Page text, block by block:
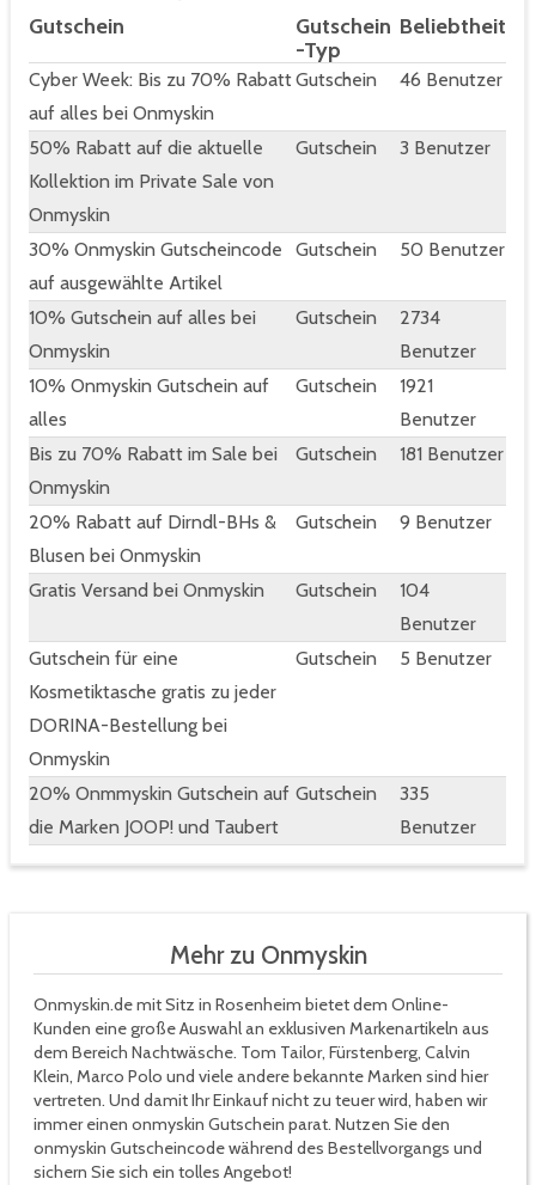
Gutschein
Gutschein
-Typ
Beliebtheit
Cyber Week: Bis zu 70% Rabatt
auf alles bei Onmyskin
Gutschein 46 Benutzer
50% Rabatt auf die aktuelle
Kollektion im Private Sale von
Onmyskin
Gutschein 3 Benutzer
30% Onmyskin Gutscheincode
auf ausgewählte Artikel
Gutschein 50 Benutzer
10% Gutschein auf alles bei
Onmyskin
Gutschein
2734
Benutzer
10% Onmyskin Gutschein auf
alles
Gutschein
1921
Benutzer
Bis zu 70% Rabatt im Sale bei
Onmyskin
Gutschein 181 Benutzer
20% Rabatt auf Dirndl-BHs &
Blusen bei Onmyskin
Gutschein 9 Benutzer
Gratis Versand bei Onmyskin Gutschein
104
Benutzer
Gutschein für eine
Kosmetiktasche gratis zu jeder
DORINA-Bestellung bei
Onmyskin
Gutschein 5 Benutzer
20% Onmmyskin Gutschein auf
die Marken JOOP! und Taubert
Gutschein
335
Benutzer
Mehr zu Onmyskin
Onmyskin.de mit Sitz in Rosenheim bietet dem Online-
Kunden eine große Auswahl an exklusiven Markenartikeln aus
dem Bereich Nachtwäsche. Tom Tailor, Fürstenberg, Calvin
Klein, Marco Polo und viele andere bekannte Marken sind hier
vertreten. Und damit Ihr Einkauf nicht zu teuer wird, haben wir
immer einen onmyskin Gutschein parat. Nutzen Sie den
onmyskin Gutscheincode während des Bestellvorgangs und
sichern Sie sich ein tolles Angebot!